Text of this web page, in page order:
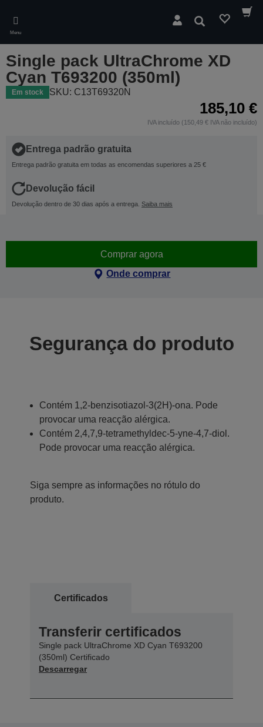
main
content
Menu
Pesquisar
Single pack UltraChrome XD
Cyan T693200 (350ml)
Em stock SKU: C13T69320N
185,10 €
IVA incluído (150,49 € IVA não incluído)
Entrega padrão gratuita
Entrega padrão gratuita em todas as encomendas superiores a 25 €
Devolução fácil
Devolução dentro de 30 dias após a entrega. Saiba mais
Comprar agora
Onde comprar
Segurança do produto
Contém 1,2-benzisotiazol-3(2H)-ona. Pode
provocar uma reacção alérgica.
Contém 2,4,7,9-tetramethyldec-5-yne-4,7-diol.
Pode provocar uma reacção alérgica.
Siga sempre as informações no rótulo do
produto.
Certificados
Transferir certificados
Single pack UltraChrome XD Cyan T693200
(350ml) Certificado
Descarregar